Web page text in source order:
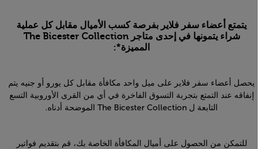
يتمتع أعضاء سفر فلاير بفرصة كسب الأميال مقابل كل عملية
شراء يتمونها في إحدى متاجر The Bicester Collection
المميزة*:
يحصل أعضاء سفر فلاير على ميل واحد مكافأة مقابل كل يورو أو جنيه يتم
إنفاقه عند التمتع بتجربة التسوق الفاخرة في أي من القرى الأوروبية التسع
التابعة ل The Bicester Collection الموضحة أدناه.
للتمكن من الحصول على أميال المكافأة الخاصة بك، قم بتقديم فواتير